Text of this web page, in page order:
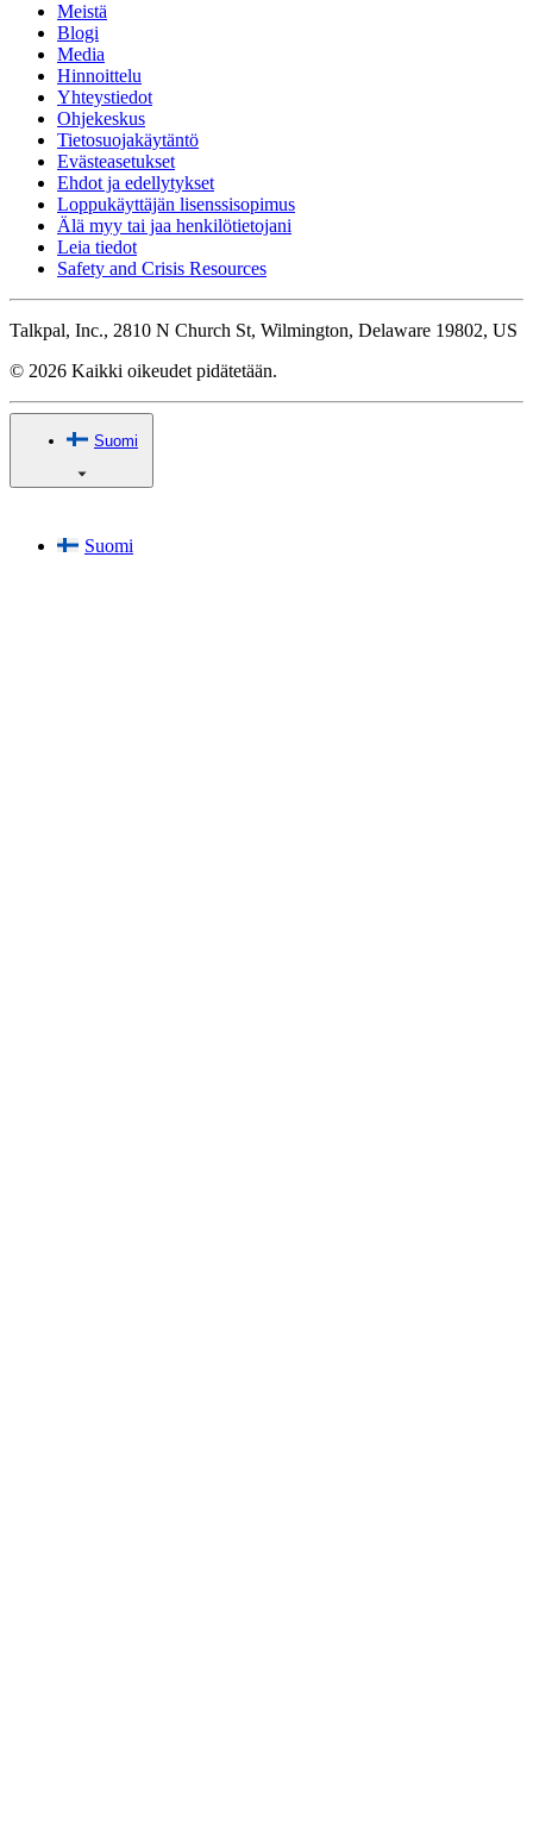
Meistä
Blogi
Media
Hinnoittelu
Yhteystiedot
Ohjekeskus
Tietosuojakäytäntö
Evästeasetukset
Ehdot ja edellytykset
Loppukäyttäjän lisenssisopimus
Älä myy tai jaa henkilötietojani
Leia tiedot
Safety and Crisis Resources
Talkpal, Inc., 2810 N Church St, Wilmington, Delaware 19802, US
© 2026 Kaikki oikeudet pidätetään.
Suomi
Suomi